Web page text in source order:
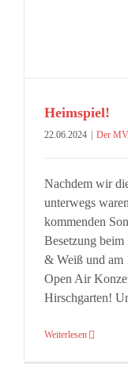
Heimspiel!
22.06.2024 Der
Nachdem wir
unterwegs
kommenden
Besetzung
& Weiß und am
Open Air
Hirschgarten!
Weiterlesen